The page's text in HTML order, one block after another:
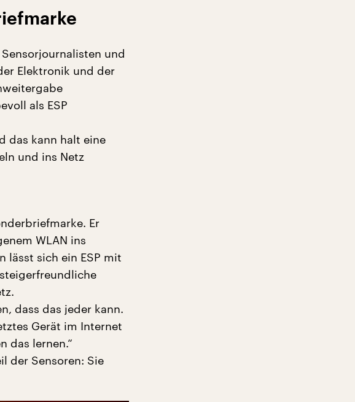
und
Elektronik und der
als ESP
das kann halt eine
und ins Netz
Er
WLAN ins
lässt sich ein ESP mit
dass das jeder kann.
Gerät im Internet
das lernen.“
der Sensoren: Sie